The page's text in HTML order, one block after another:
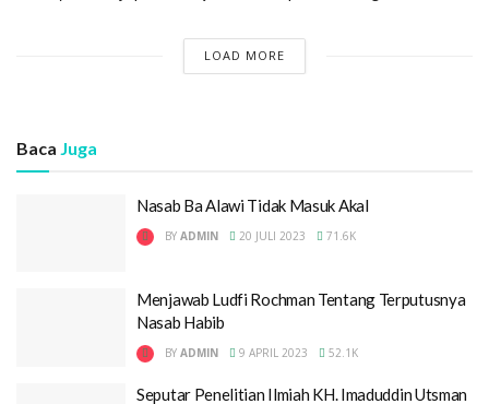
LOAD MORE
Baca Juga
Nasab Ba Alawi Tidak Masuk Akal
BY ADMIN 20 JULI 2023 71.6K
Menjawab Ludfi Rochman Tentang Terputusnya
Nasab Habib
BY ADMIN 9 APRIL 2023 52.1K
Seputar Penelitian Ilmiah KH. Imaduddin Utsman